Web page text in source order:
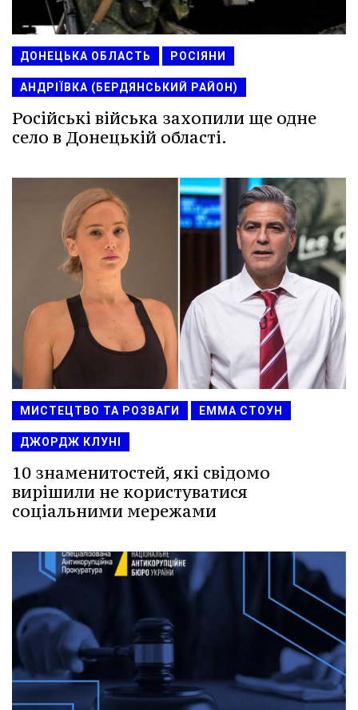
ДОНЕЦЬКА ОБЛАСТЬ РОСІЯНИ
АНДРІЇВКА (БЕРДЯНСЬКИЙ РАЙОН)
Російські війська захопили ще одне
село в Донецькій області.
МИСТЕЦТВО ТА РОЗВАГИ ЕММА СТОУН
ДЖОРДЖ КЛУНІ
10 знаменитостей, які свідомо
вирішили не користуватися
соціальними мережами